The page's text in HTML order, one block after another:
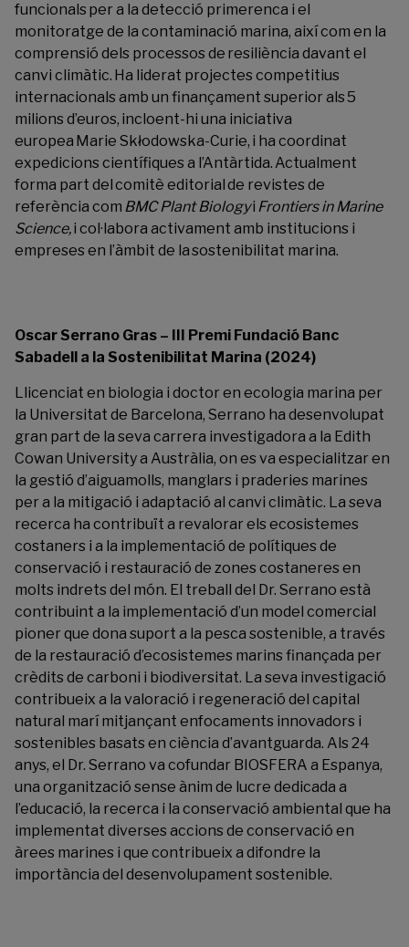
funcionals per a la detecció primerenca i el
monitoratge de la contaminació marina, així com en la
comprensió dels processos de resiliència davant el
canvi climàtic. Ha liderat projectes competitius
internacionals amb un finançament superior als 5
milions d’euros, incloent-hi una iniciativa
europea Marie Skłodowska-Curie, i ha coordinat
expedicions científiques a l’Antàrtida. Actualment
forma part del comitè editorial de revistes de
referència com BMC Plant Biologyi Frontiers in Marine
Science,i col·labora activament amb institucions i
empreses en l’àmbit de la sostenibilitat marina.
Oscar Serrano Gras – III Premi Fundació Banc
Sabadell a la Sostenibilitat Marina (2024)
Llicenciat en biologia i doctor en ecologia marina per
la Universitat de Barcelona, Serrano ha desenvolupat
gran part de la seva carrera investigadora a la Edith
Cowan University a Austràlia, on es va especialitzar en
la gestió d’aiguamolls, manglars i praderies marines
per a la mitigació i adaptació al canvi climàtic. La seva
recerca ha contribuït a revalorar els ecosistemes
costaners i a la implementació de polítiques de
conservació i restauració de zones costaneres en
molts indrets del món. El treball del Dr. Serrano està
contribuint a la implementació d’un model comercial
pioner que dona suport a la pesca sostenible, a través
de la restauració d’ecosistemes marins finançada per
crèdits de carboni i biodiversitat. La seva investigació
contribueix a la valoració i regeneració del capital
natural marí mitjançant enfocaments innovadors i
sostenibles basats en ciència d’avantguarda. Als 24
anys, el Dr. Serrano va cofundar BIOSFERA a Espanya,
una organització sense ànim de lucre dedicada a
l’educació, la recerca i la conservació ambiental que ha
implementat diverses accions de conservació en
àrees marines i que contribueix a difondre la
importància del desenvolupament sostenible.